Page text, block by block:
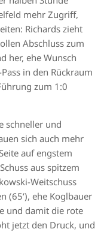
mehr Zugriff,
Richards zieht
Abschluss zum
her, ehe Wunsch
in den Rückraum
zum 1:0
schneller und
sich auch mehr
auf engstem
aus spitzem
-Weitschuss
(65‘), ehe Koglbauer
und damit die rote
jetzt den Druck, und